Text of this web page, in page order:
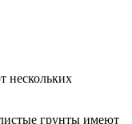
нескольких
грунты имеют